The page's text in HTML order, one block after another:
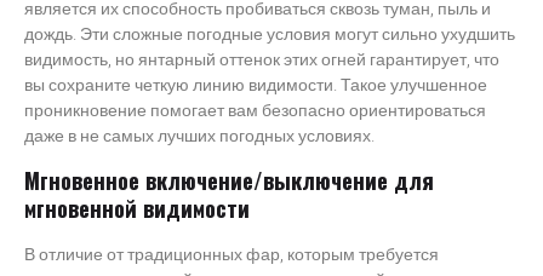
является их способность пробиваться сквозь туман, пыль и
дождь. Эти сложные погодные условия могут сильно ухудшить
видимость, но янтарный оттенок этих огней гарантирует, что
вы сохраните четкую линию видимости. Такое улучшенное
проникновение помогает вам безопасно ориентироваться
даже в не самых лучших погодных условиях.
Мгновенное включение/выключение для
мгновенной видимости
В отличие от традиционных фар, которым требуется